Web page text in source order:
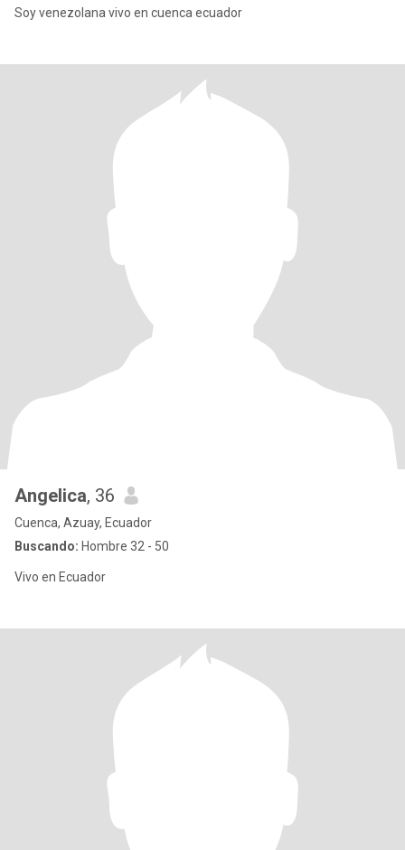
Soy venezolana vivo en cuenca ecuador
Angelica, 36
Cuenca, Azuay, Ecuador
Buscando: Hombre 32 - 50
Vivo en Ecuador